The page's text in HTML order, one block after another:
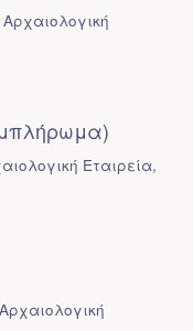
Εταιρεία,